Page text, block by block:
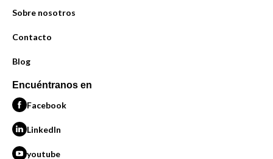
Sobre nosotros
Contacto
Blog
Encuéntranos en
Facebook
LinkedIn
youtube